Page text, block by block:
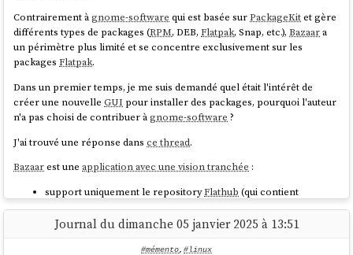
Contrairement à gnome-softwarequi est basée surPackageKitet gère
différents types de packages (RPM, DEB,Flatpak, Snap, etc.),Bazaara
un périmètre plus limité et se concentre exclusivement sur les
packagesFlatpak.
Dans un premier temps, je me suis demandé quel était l'intérêt de
créer une nouvelleGUI pour installer des packages, pourquoi l'auteur
n'a pas choisi de contribuer à gnome-software ?
J'ai trouvé une réponse dansce thread.
Bazaarest uneapplication avec une vision tranchée :
support uniquement le repositoryFlathub (qui contient
seulement des packagesFlatpak) ;
mise en avant de solution pour faire des donations.
Cette vision a permis à l'auteur de créerBazaar
Journal du dimanche 05 janvier 2025 à 13:51
#mémento, #linux